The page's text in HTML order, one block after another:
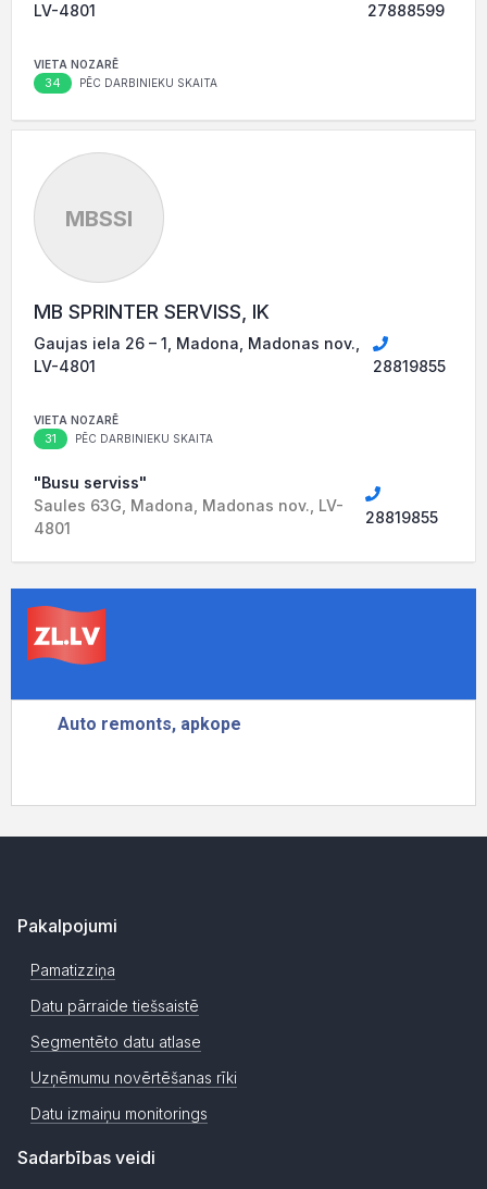
LV-4801
27888599
VIETA NOZARĒ
34 PĒC DARBINIEKU SKAITA
MBSSI
MB SPRINTER SERVISS, IK
Gaujas iela 26 – 1, Madona, Madonas nov.,
LV-4801
28819855
VIETA NOZARĒ
31 PĒC DARBINIEKU SKAITA
"Busu serviss"
Saules 63G, Madona, Madonas nov., LV-
4801
28819855
Pakalpojumi
Pamatizziņa
Datu pārraide tiešsaistē
Segmentēto datu atlase
Uzņēmumu novērtēšanas rīki
Datu izmaiņu monitorings
Sadarbības veidi